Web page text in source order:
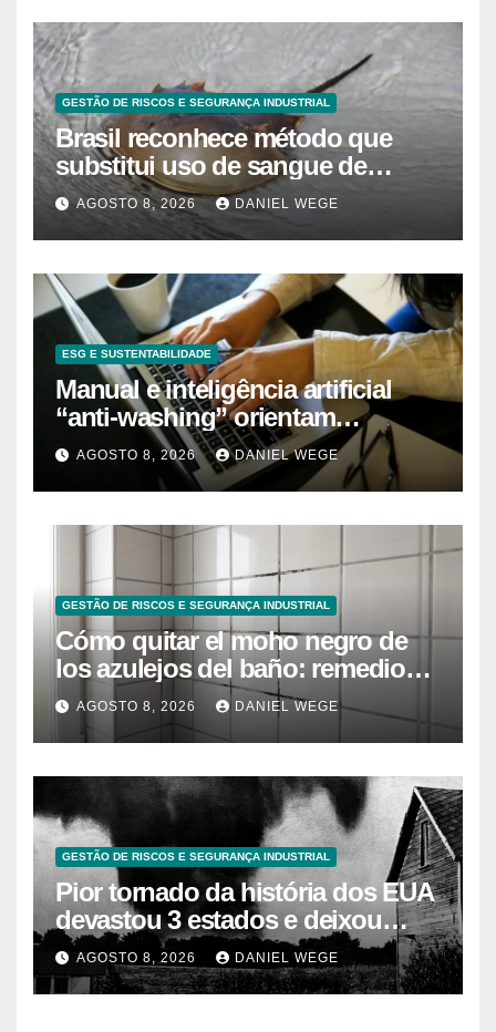
GESTÃO DE RISCOS E SEGURANÇA INDUSTRIAL
Brasil reconhece método que
substitui uso de sangue de
caranguejo-ferradura em testes
farmacêuticos
AGOSTO 8, 2026 DANIEL WEGE
ESG E SUSTENTABILIDADE
Manual e inteligência artificial
“anti-washing” orientam
empresas
AGOSTO 8, 2026 DANIEL WEGE
GESTÃO DE RISCOS E SEGURANÇA INDUSTRIAL
Cómo quitar el moho negro de
los azulejos del baño: remedios
caseros efectivos
AGOSTO 8, 2026 DANIEL WEGE
GESTÃO DE RISCOS E SEGURANÇA INDUSTRIAL
Pior tornado da história dos EUA
devastou 3 estados e deixou
centenas de mortos
AGOSTO 8, 2026 DANIEL WEGE